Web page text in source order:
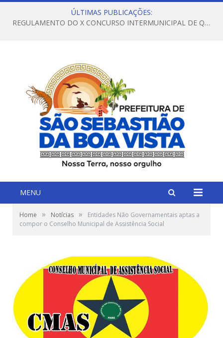
ÚLTIMAS PUBLICAÇÕES:
REGULAMENTO DO X CONCURSO INTERMUNICIPAL DE QUADRILHAS JUNINAS – 2026 – ARRAIÁ DA VENEZA
MENU
Home » Notícias »
Entidades Não Governamentais aptas a
compor o Conselho Municipal de Assistência Social